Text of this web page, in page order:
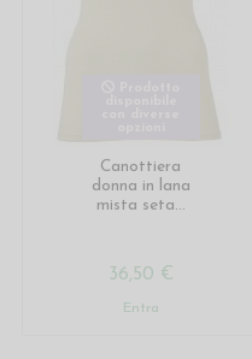
Canottiera
donna in lana
mista seta...
36,50 €
Entra